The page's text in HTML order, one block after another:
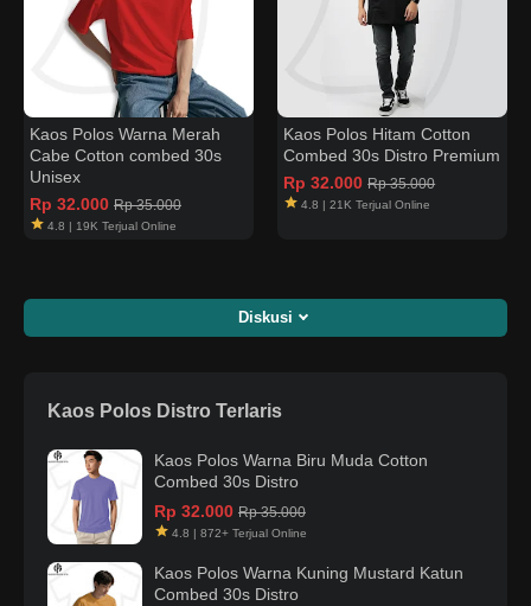
Kaos Polos Warna Merah
Cabe Cotton combed 30s
Unisex
Rp 32.000 Rp 35.000
4.8 | 19K Terjual Online
Kaos Polos Hitam Cotton
Combed 30s Distro Premium
Rp 32.000Rp 35.000
4.8 | 21K Terjual Online
Diskusi
Kaos Polos Distro Terlaris
Kaos Polos Warna Biru Muda Cotton
Combed 30s Distro
Rp 32.000 Rp 35.000
4.8 | 872+ Terjual Online
Kaos Polos Warna Kuning Mustard Katun
Combed 30s Distro